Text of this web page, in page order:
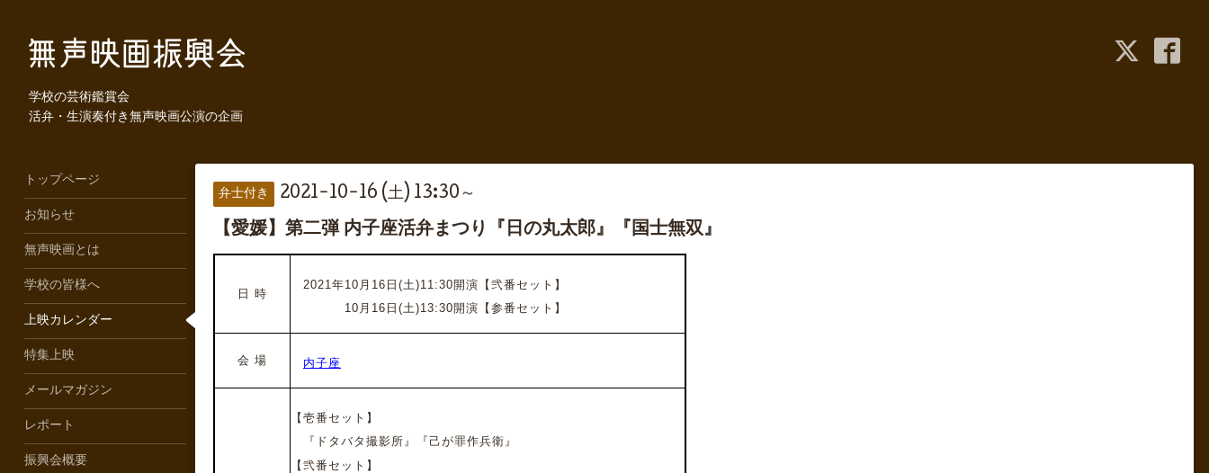
学校の芸術鑑賞会
活弁・生演奏付き無声映画公演の企画
弁士付き 2021-10-16 (土) 13:30～
【愛媛】第二弾 内子座活弁まつり『日の丸太郎』『国士無双』
日 時
2021年10月16日(土)11:30開演 【弐番セット】
10月16日(土)13:30開演 【参番セット】
会 場 内子座
【壱番セット】
『ドタバタ撮影所』『己が罪作兵衛』
【弐番セット】
トップページ
お知らせ
無声映画とは
学校の皆様へ
上映カレンダー
特集上映
メールマガジン
レポート
振興会概要